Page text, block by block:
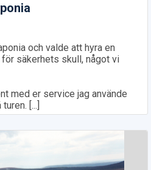
och valde att hyra en
säkerhets skull, något vi
med er service jag använde
[...]